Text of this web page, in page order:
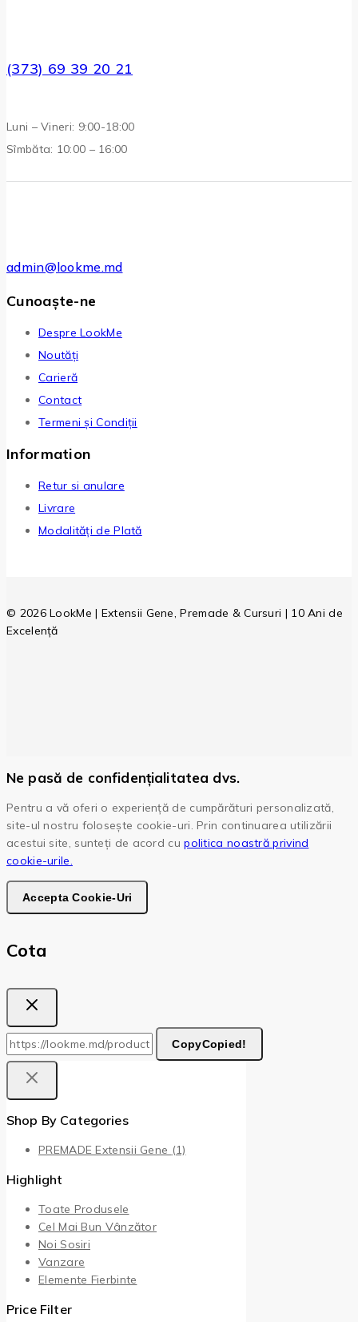
(373) 69 39 20 21
Luni – Vineri: 9:00-18:00
Sîmbăta: 10:00 – 16:00
admin@lookme.md
Cunoaște-ne
Despre LookMe
Noutăți
Carieră
Contact
Termeni și Condiții
Information
Retur si anulare
Livrare
Modalități de Plată
© 2026 LookMe | Extensii Gene, Premade & Cursuri | 10 Ani de
Excelență
Ne pasă de confidențialitatea dvs.
Pentru a vă oferi o experiență de cumpărături personalizată,
site-ul nostru folosește cookie-uri. Prin continuarea utilizării
acestui site, sunteți de acord cupolitica noastră privind
cookie-urile.
Accepta Cookie-Uri
Cota
CopyCopied!
Shop By Categories
PREMADE Extensii Gene (1)
Highlight
Toate Produsele
Cel Mai Bun Vânzător
Noi Sosiri
Vanzare
Elemente Fierbinte
Price Filter